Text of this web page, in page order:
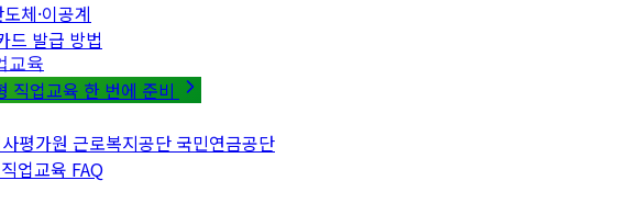
체·이공계
드 발급 방법
교육
직업교육 한 번에 준비
평가원 근로복지공단 국민연금공단
업교육 FAQ